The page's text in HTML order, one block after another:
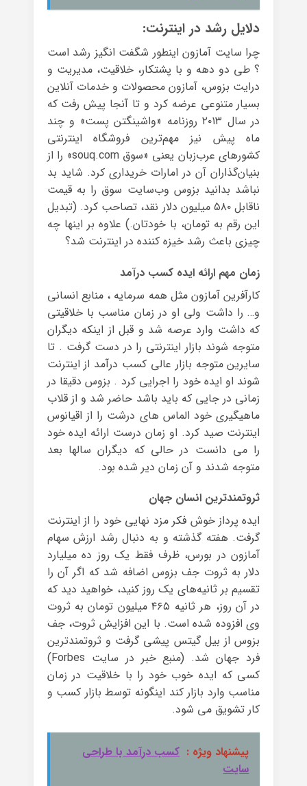
دلایل رشد در اینترنت:
چرا سایت آمازون اینطور شگفت انگیز رشد است
؟ طی دو دهه و با پشتکار، خلاقیت، مدیریت و
درایت بزوس، آمازون محصولات و خدمات آنلاین
بسیار متنوعی عرضه کرد و تا آنجا پیش رفت که
در سال ۲۰۱۳ روزنامه «واشینگتن پست» و چند
ماه پیش نیز مهم‌ترین فروشگاه اینترنتی
کشورهای عرب‌زبان یعنی «سوق souq.com» را از
بنیان‌گذاران آن در امارات خریداری کرد. شاید بد
نباشد بدانید بزوس وب‌سایت سوق را به قیمت
ناقابل ۵۸۰ میلیون دلار نقد، تصاحب کرد. (تبدیل
این رقم به تومان، با خودتان.) علاوه بر اینها چه
چیزی باعث رشد خیزه کننده در اینترنت شد؟
زمان مهم ارائه ایده کسب درآمد
کارآفرین آمازون مثل همه سرمایه ، منابع انسانی
و… را داشت ولی او در زمان مناسب با خلاقیتی
که داشت وارد عرصه شد و قبل از اینکه دیگران
متوجه شوند بازار اینترنتی را در دست گرفت . تا
سایرین متوجه بازار عالی کسب درآمد از اینترنت
شوند او ایده خود را اجرایی کرد . بزوس دقیقا در
زمانی در جایی که باید باشد حاضر شد و از قلاب
ماهیگیری خود الماس های درشت را از اقیانوس
اینترنت صید کرد. او زمان درست ارائه ایده خود
را می دانست در حالی که دیگران سالها بعد
متوجه شدند و آن زمان دیر شده بود.
ثروتمندترین انسان جهان
ایده پرداز خوش فکر مزد نهایی خود را از اینترنت
گرفت. هفته‌ گذشته و به دنبال رشد ارزش سهام
آمازون در بورس، ظرف فقط یک روز ده میلیارد
دلار به ثروت جف بزوس اضافه شد که اگر آن را
تقسیم بر ثانیه‌های یک روز کنید، خواهید دید که
در آن روز، هر ثانیه ۴۶۵ میلیون تومان به ثروت
وی افزوده شده است. با این افزایش ثروت، جف
بزوس از بیل گیتس پیشی گرفت و ثروتمندترین
فرد جهان شد. (منبع خبر در سایت Forbes)
کسی که ایده خوب خود را با خلاقیت در زمان
مناسب وارد بازار کند اینگونه توسط بازار کسب و
کار تشویق می شود.
پیشنهاد ویژه : کسب درآمد با طراحی
سایت